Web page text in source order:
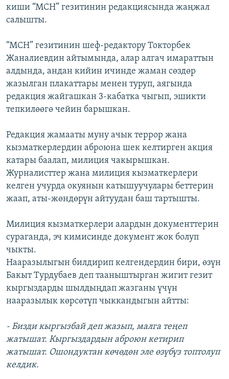
киши “МСН” гезитинин редакциясында жаңжал
салышты.
“МСН” гезитинин шеф-редактору Токторбек
Жаналиевдин айтымында, алар алгач имараттын
алдында, андан кийин ичинде жаман сөздөр
жазылган плакаттары менен туруп, аягында
редакция жайгашкан 3-кабатка чыгып, эшикти
тепкилөөгө чейин барышкан.
Редакция жамааты муну ачык террор жана
кызматкерлердин аброюна шек келтирген акция
катары баалап, милиция чакырышкан.
Журналисттер жана милиция кызматкерлери
келген учурда окуянын катышуучулары беттерин
жаап, аты-жөндөрүн айтуудан баш тартышты.
Милиция кызматкерлери алардын документтерин
сураганда, эч кимисинде документ жок болуп
чыкты.
Нааразылыгын билдирип келгендердин бири, өзүн
Бакыт Турдубаев деп тааныштырган жигит гезит
кыргыздарды шылдыңдап жазганы үчүн
нааразылык көрсөтүп чыккандыгын айтты:
- Бизди кыргызбай деп жазып, малга теңеп
жатышат. Кыргыздардын аброюн кетирип
жатышат. Ошондуктан көчөдөн эле өзүбүз топтолуп
келдик.